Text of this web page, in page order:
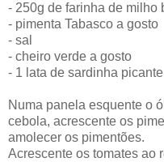
- 250g de farinha de milho
- pimenta Tabasco a gosto
- sal
- cheiro verde a gosto
- 1 lata de sardinha picante
Numa panela esquente o
cebola, acrescente os
amolecer os pimentões.
Acrescente os tomates ao